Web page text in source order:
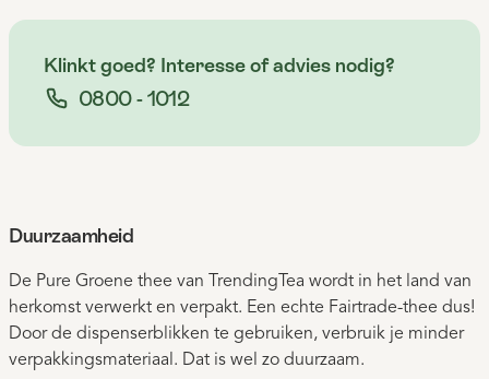
Klinkt goed? Interesse of advies nodig?
0800 - 1012
Duurzaamheid
De Pure Groene thee van TrendingTea wordt in het land van
herkomst verwerkt en verpakt. Een echte Fairtrade-thee dus!
Door de dispenserblikken te gebruiken, verbruik je minder
verpakkingsmateriaal. Dat is wel zo duurzaam.